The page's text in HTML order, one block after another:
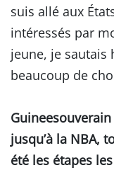
suis allé aux
intéressés par
jeune, je sautais
beaucoup de
Guineesouverain
jusqu’à la NBA,
été les étapes